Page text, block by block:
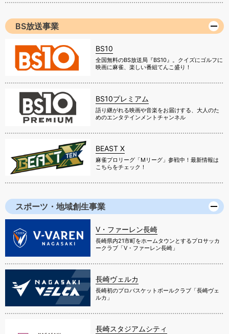
BS放送事業
BS10
全国無料のBS放送局『BS10』。クイズにゴルフに
映画に麻雀、楽しい番組てんこ盛り！
BS10プレミアム
語り継がれる映画や音楽をお届けする、大人のた
めのエンタテインメントチャンネル
BEAST X
麻雀プロリーグ「Mリーグ」参戦中！最新情報は
こちらをチェック！
スポーツ・地域創生事業
V・ファーレン長崎
長崎県内21市町をホームタウンとするプロサッカ
ークラブ「V・ファーレン長崎」
長崎ヴェルカ
長崎初のプロバスケットボールクラブ「長崎ヴェ
ルカ」
長崎スタジアムシティ